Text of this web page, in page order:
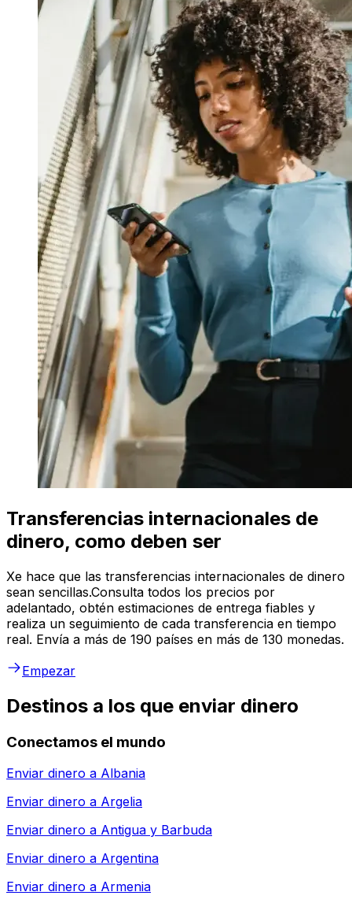
Transferencias internacionales de
dinero, como deben ser
Xe hace que las transferencias internacionales de dinero
sean sencillas.Consulta todos los precios por
adelantado, obtén estimaciones de entrega fiables y
realiza un seguimiento de cada transferencia en tiempo
real. Envía a más de 190 países en más de 130 monedas.
Empezar
Destinos a los que enviar dinero
Conectamos el mundo
Enviar dinero a Albania
Enviar dinero a Argelia
Enviar dinero a Antigua y Barbuda
Enviar dinero a Argentina
Enviar dinero a Armenia